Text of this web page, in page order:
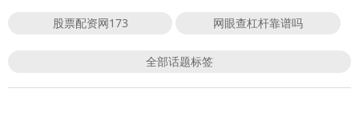
股票配资网173 网眼查杠杆靠谱吗
全部话题标签